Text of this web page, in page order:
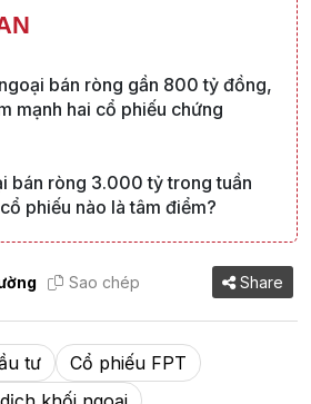
bán ròng gần 800 tỷ đồng,
mạnh hai cổ phiếu chứng
bán ròng 3.000 tỷ trong tuần
phiếu nào là tâm điểm?
Sao chép Share
tư
Cổ phiếu FPT